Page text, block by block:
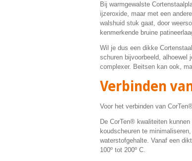
Bij warmgewalste
ijzeroxide, maar met een
walshuid stuk gaat, door
kenmerkende bruine
Wil je dus een dikke
schuren bijvoorbeeld, alhoewel
complexer. Beitsen kan ook,
Verbinden
Voor het verbinden van
De CorTen® kwaliteiten
koudscheuren te
waterstofgehalte. Vanaf een
100º tot 200º C.